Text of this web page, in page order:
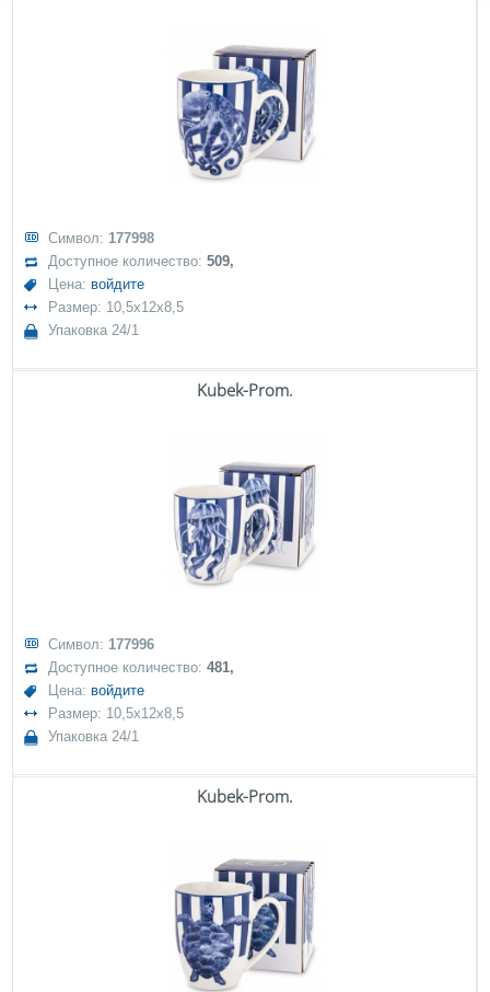
Символ: 177998
Доступное количество:509,
Цена: войдите
Размер: 10,5x12x8,5
Упаковка 24/1
Kubek-Prom.
Символ: 177996
Доступное количество:481,
Цена: войдите
Размер: 10,5x12x8,5
Упаковка 24/1
Kubek-Prom.